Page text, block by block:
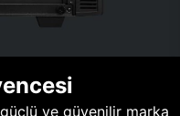
ve güvenilir marka